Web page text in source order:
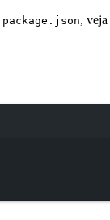
package.json, veja